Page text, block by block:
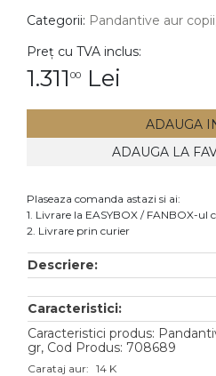
Inele
Cercei
Bratari
Lanturi
Pandantive
Accesorii
Aur galben
Aur alb
Categorii: Pandantive aur copii
Preț cu TVA inclus:
1.311 00 Lei
ADAUGA
ADAUGA LA
Plaseaza comanda astazi si ai:
1. Livrare la EASYBOX / FANBOX-ul
2. Livrare prin curier
Descriere:
Caracteristici:
Caracteristici produs:
gr, Cod Produs: 708689
Carataj aur: 14 K